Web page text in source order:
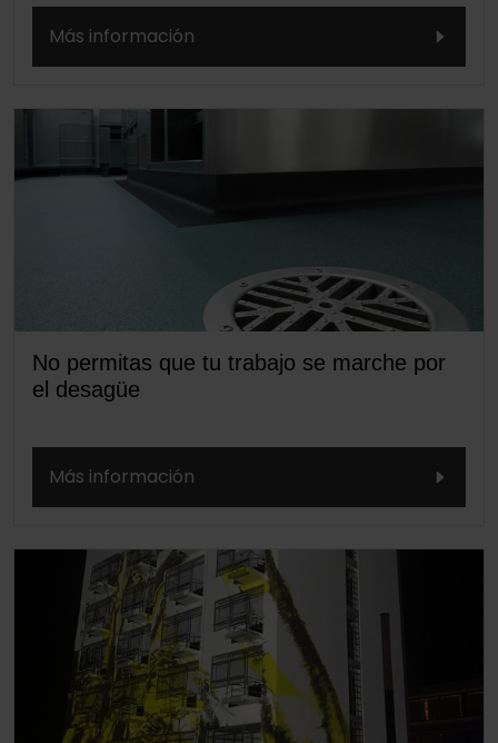
Más información
No permitas que tu trabajo se marche por
el desagüe
Más información